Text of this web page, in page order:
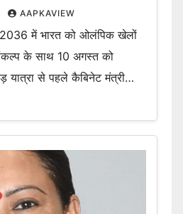
AAPKAVIEW
2036 में भारत को ओलंपिक खेलों
के साथ 10 अगस्त को
यात्रा से पहले कैबिनेट मंत्री…